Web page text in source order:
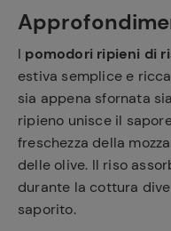
I pomodori ripieni di
estiva semplice e
sia appena sfornata
ripieno unisce il
freschezza della
delle olive. Il riso
durante la cottura
saporito.